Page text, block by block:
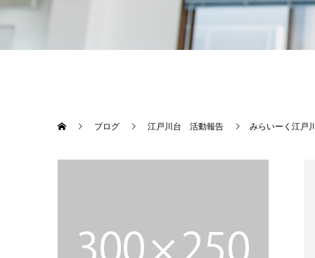
ブログ 江戸川台 活動報告 みらいーく江戸